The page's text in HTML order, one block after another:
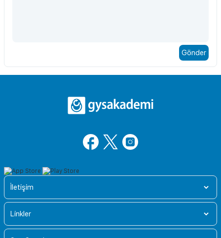
İletişim
Linkler